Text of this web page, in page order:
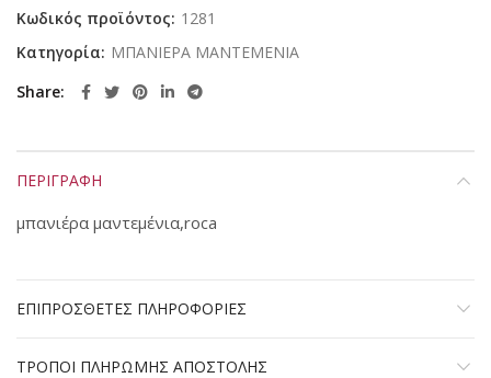
Κωδικός προϊόντος: 1281
Κατηγορία: ΜΠΑΝΙΕΡΑ ΜΑΝΤΕΜΕΝΙΑ
Share
ΠΕΡΙΓΡΑΦΗ
μπανιέρα μαντεμένια,roca
ΕΠΙΠΡΟΣΘΕΤΕΣ ΠΛΗΡΟΦΟΡΙΕΣ
ΤΡΟΠΟΙ ΠΛΗΡΩΜΗΣ ΑΠΟΣΤΟΛΗΣ